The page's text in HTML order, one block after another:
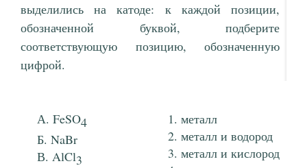
выделились на катоде: к каждой позиции,
обозначенной буквой, подберите
соответствующую позицию, обозначенную
цифрой.
FeSO4
NaBr
AlCl3
металл
металл и водород
металл и кислород